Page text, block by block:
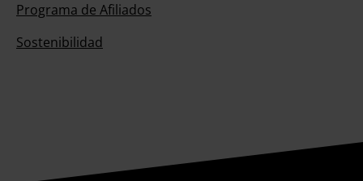
Programa de Afiliados
Sostenibilidad